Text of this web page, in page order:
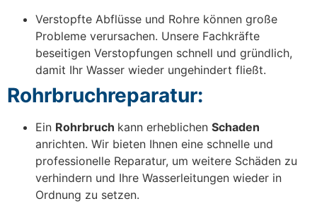
Verstopfte Abflüsse und Rohre können große
Probleme verursachen. Unsere Fachkräfte
beseitigen Verstopfungen schnell und gründlich,
damit Ihr Wasser wieder ungehindert fließt.
Rohrbruchreparatur:
Ein Rohrbruch kann erheblichen Schaden
anrichten. Wir bieten Ihnen eine schnelle und
professionelle Reparatur, um weitere Schäden zu
verhindern und Ihre Wasserleitungen wieder in
Ordnung zu setzen.